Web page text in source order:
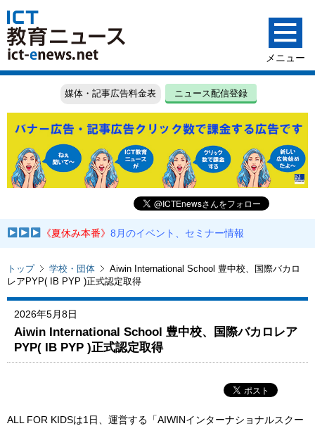
媒体・記事広告料金表 ニュース配信登録
《夏休み本番》8月のイベント、セミナー情報
トップ 学校・団体
Aiwin International School 豊中校、国際バカロ
レアPYP( IB PYP )正式認定取得
2026年5月8日
Aiwin International School 豊中校、国際バカロレア
PYP( IB PYP )正式認定取得
ALL FOR KIDSは1日、運営する「AIWINインターナショナルスクー